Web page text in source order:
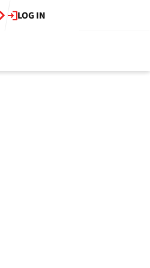
LOG IN